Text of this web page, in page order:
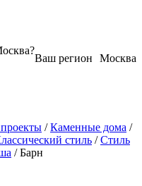
Москва
Ваш регион
?
/Каменные дома /
стиль /Стиль
/Барн